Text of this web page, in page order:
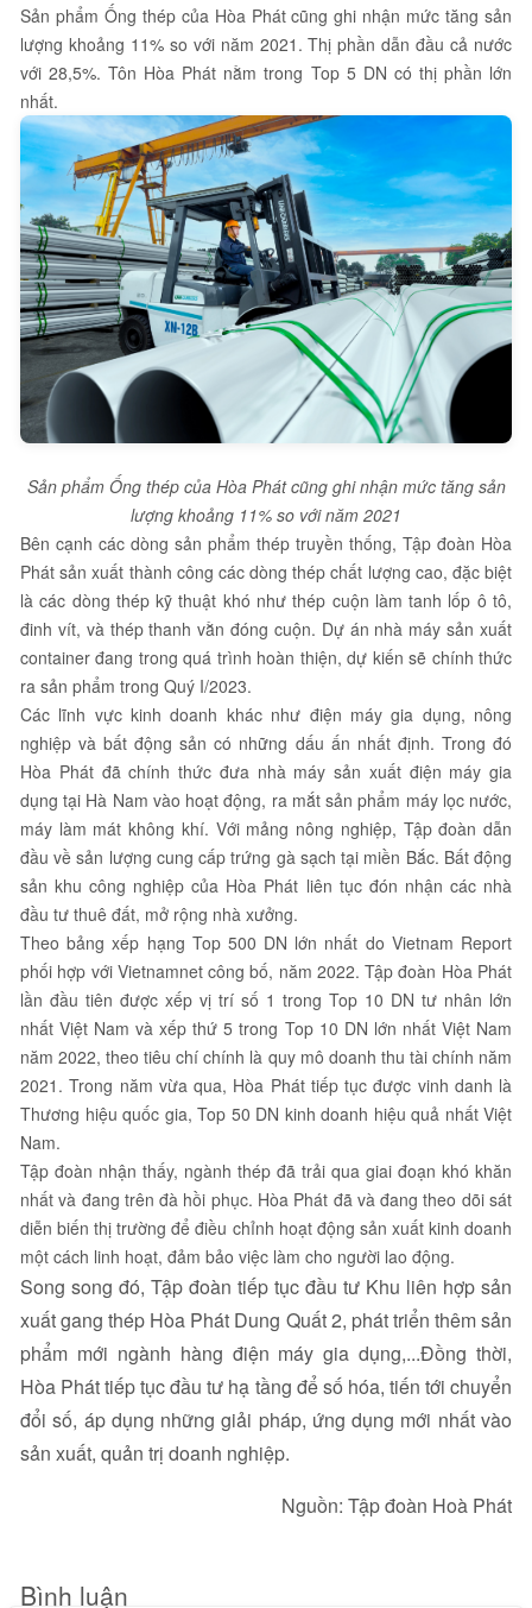
Sản phẩm Ống thép của Hòa Phát cũng ghi nhận mức tăng sản
lượng khoảng 11% so với năm 2021. Thị phần dẫn đầu cả nước
với 28,5%. Tôn Hòa Phát nằm trong Top 5 DN có thị phần lớn
nhất.
Sản phẩm Ống thép của Hòa Phát cũng ghi nhận mức tăng sản
lượng khoảng 11% so với năm 2021
Bên cạnh các dòng sản phẩm thép truyền thống, Tập đoàn Hòa
Phát sản xuất thành công các dòng thép chất lượng cao, đặc biệt
là các dòng thép kỹ thuật khó như thép cuộn làm tanh lốp ô tô,
đinh vít, và thép thanh vằn đóng cuộn. Dự án nhà máy sản xuất
container đang trong quá trình hoàn thiện, dự kiến sẽ chính thức
ra sản phẩm trong Quý I/2023.
Các lĩnh vực kinh doanh khác như điện máy gia dụng, nông
nghiệp và bất động sản có những dấu ấn nhất định. Trong đó
Hòa Phát đã chính thức đưa nhà máy sản xuất điện máy gia
dụng tại Hà Nam vào hoạt động, ra mắt sản phẩm máy lọc nước,
máy làm mát không khí. Với mảng nông nghiệp, Tập đoàn dẫn
đầu về sản lượng cung cấp trứng gà sạch tại miền Bắc. Bất động
sản khu công nghiệp của Hòa Phát liên tục đón nhận các nhà
đầu tư thuê đất, mở rộng nhà xưởng.
Theo bảng xếp hạng Top 500 DN lớn nhất do Vietnam Report
phối hợp với Vietnamnet công bố, năm 2022. Tập đoàn Hòa Phát
lần đầu tiên được xếp vị trí số 1 trong Top 10 DN tư nhân lớn
nhất Việt Nam và xếp thứ 5 trong Top 10 DN lớn nhất Việt Nam
năm 2022, theo tiêu chí chính là quy mô doanh thu tài chính năm
2021. Trong năm vừa qua, Hòa Phát tiếp tục được vinh danh là
Thương hiệu quốc gia, Top 50 DN kinh doanh hiệu quả nhất Việt
Nam.
Tập đoàn nhận thấy, ngành thép đã trải qua giai đoạn khó khăn
nhất và đang trên đà hồi phục. Hòa Phát đã và đang theo dõi sát
diễn biến thị trường để điều chỉnh hoạt động sản xuất kinh doanh
một cách linh hoạt, đảm bảo việc làm cho người lao động.
Song song đó, Tập đoàn tiếp tục đầu tư Khu liên hợp sản
xuất gang thép Hòa Phát Dung Quất 2, phát triển thêm sản
phẩm mới ngành hàng điện máy gia dụng,...Đồng thời,
Hòa Phát tiếp tục đầu tư hạ tầng để số hóa, tiến tới chuyển
đổi số, áp dụng những giải pháp, ứng dụng mới nhất vào
sản xuất, quản trị doanh nghiệp.
Nguồn: Tập đoàn Hoà Phát
Bình luận